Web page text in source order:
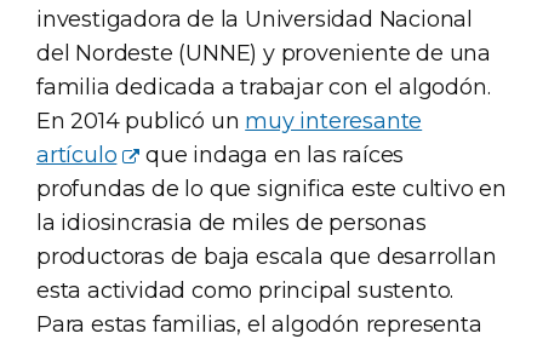
investigadora de la Universidad Nacional
del Nordeste (UNNE) y proveniente de una
familia dedicada a trabajar con el algodón.
En 2014 publicó un muy interesante
artículo
que indaga en las raíces
profundas de lo que significa este cultivo en
la idiosincrasia de miles de personas
productoras de baja escala que desarrollan
esta actividad como principal sustento.
Para estas familias, el algodón representa